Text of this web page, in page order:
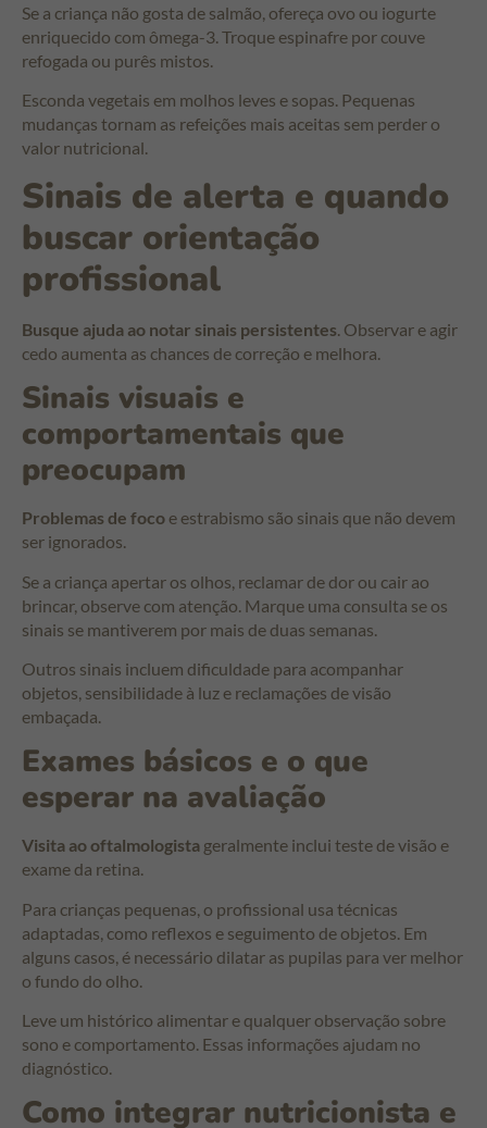
Se a criança não gosta de salmão, ofereça ovo ou iogurte
enriquecido com ômega-3. Troque espinafre por couve
refogada ou purês mistos.
Esconda vegetais em molhos leves e sopas. Pequenas
mudanças tornam as refeições mais aceitas sem perder o
valor nutricional.
Sinais de alerta e quando
buscar orientação
profissional
Busque ajuda ao notar sinais persistentes . Observar e agir
cedo aumenta as chances de correção e melhora.
Sinais visuais e
comportamentais que
preocupam
Problemas de foco e estrabismo são sinais que não devem
ser ignorados.
Se a criança apertar os olhos, reclamar de dor ou cair ao
brincar, observe com atenção. Marque uma consulta se os
sinais se mantiverem por mais de duas semanas.
Outros sinais incluem dificuldade para acompanhar
objetos, sensibilidade à luz e reclamações de visão
embaçada.
Exames básicos e o que
esperar na avaliação
Visita ao oftalmologista geralmente inclui teste de visão e
exame da retina.
Para crianças pequenas, o profissional usa técnicas
adaptadas, como reflexos e seguimento de objetos. Em
alguns casos, é necessário dilatar as pupilas para ver melhor
o fundo do olho.
Leve um histórico alimentar e qualquer observação sobre
sono e comportamento. Essas informações ajudam no
diagnóstico.
Como integrar nutricionista e